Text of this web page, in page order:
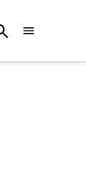
Open
Search